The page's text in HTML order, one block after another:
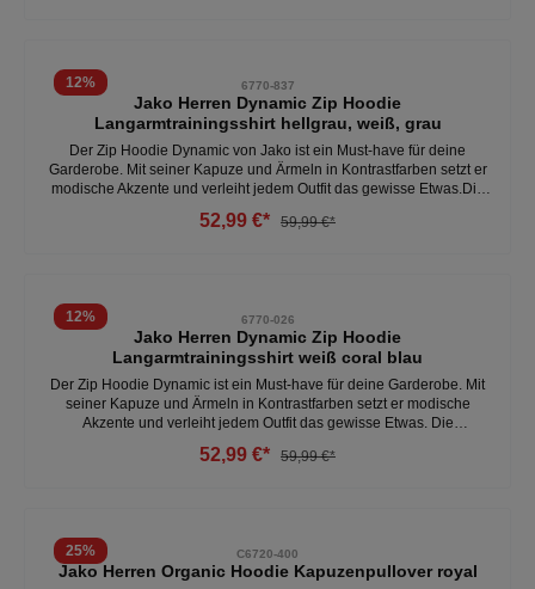
12% 6770-837
Jako Herren Dynamic Zip Hoodie
Langarmtrainingsshirt hellgrau, weiß, grau
Der Zip Hoodie Dynamic von Jako ist ein Must-have für deine
Garderobe. Mit seiner Kapuze und Ärmeln in Kontrastfarben setzt er
modische Akzente und verleiht jedem Outfit das gewisse Etwas.Die
lässigen Look perfekt ab. Der Hoodie eignet sich ideal für den
Herren Hoodies unter: Herren- Kleidung- Pullover & Hoodies
52,99 €* 59,99 €*
12% 6770-026
Jako Herren Dynamic Zip Hoodie
Langarmtrainingsshirt weiß coral blau
Der Zip Hoodie Dynamic ist ein Must-have für deine Garderobe. Mit
seiner Kapuze und Ärmeln in Kontrastfarben setzt er modische
Akzente und verleiht jedem Outfit das gewisse Etwas. Die
lässigen Look perfekt ab. Ob für den Alltag, den Weg zum Training
52,99 €* 59,99 €*
25% C6720-400
Jako Herren Organic Hoodie Kapuzenpullover royal